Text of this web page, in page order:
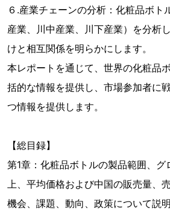
６.産業チェーンの分析：化粧品ボト
産業、川中産業、川下産業）を分析
けと相互関係を明らかにします。
本レポートを通じて、世界の化粧品
括的な情報を提供し、市場参加者に
つ情報を提供します。
【総目録】
第1章：化粧品ボトルの製品範囲、
上、平均価格および中国の販売量、
機会、課題、動向、政策について説明